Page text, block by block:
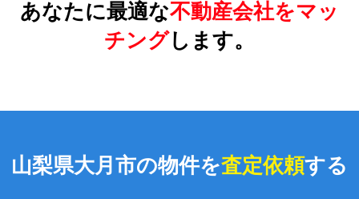
あなたに最適な不動産会社をマッ
チングします。
山梨県大月市の物件を査定依頼する